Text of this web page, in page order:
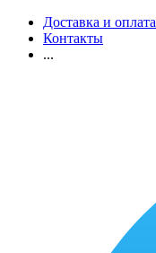
Доставка и оплата
Контакты
...